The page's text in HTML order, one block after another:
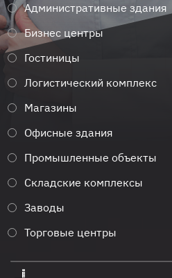
Административные здания
Бизнес центры
Гостиницы
Логистический комплекс
Магазины
Офисные здания
Промышленные объекты
Складские комплексы
Заводы
Торговые центры